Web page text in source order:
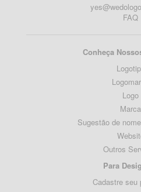
FAQ
Conheça
Logo
Marca
Sugestão de
Outros
Para
Cadastre seu